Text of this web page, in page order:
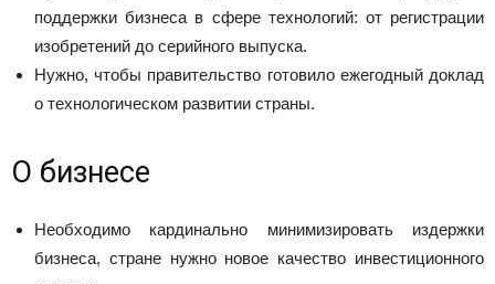
поддержки бизнеса в сфере технологий: от регистрации
изобретений до серийного выпуска.
Нужно, чтобы правительство готовило ежегодный доклад
о технологическом развитии страны.
О бизнесе
Необходимо кардинально минимизировать издержки
бизнеса, стране нужно новое качество инвестиционного